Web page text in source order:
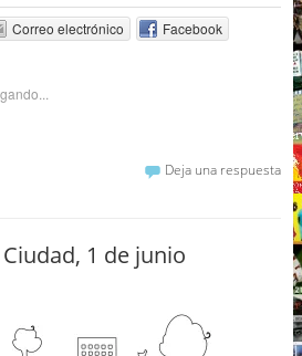
Correo electrónico
Facebook
Deja una respuesta
1 de junio